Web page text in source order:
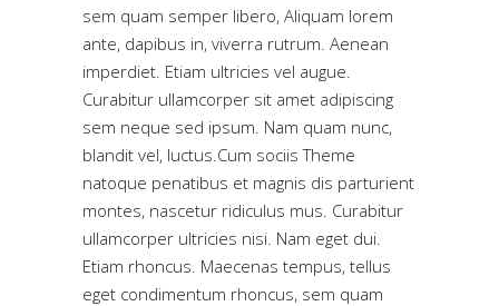
sem quam semper libero, Aliquam lorem
ante, dapibus in, viverra rutrum. Aenean
imperdiet. Etiam ultricies vel augue.
Curabitur ullamcorper sit amet adipiscing
sem neque sed ipsum. Nam quam nunc,
blandit vel, luctus.Cum sociis Theme
natoque penatibus et magnis dis parturient
montes, nascetur ridiculus mus. Curabitur
ullamcorper ultricies nisi. Nam eget dui.
Etiam rhoncus. Maecenas tempus, tellus
eget condimentum rhoncus, sem quam